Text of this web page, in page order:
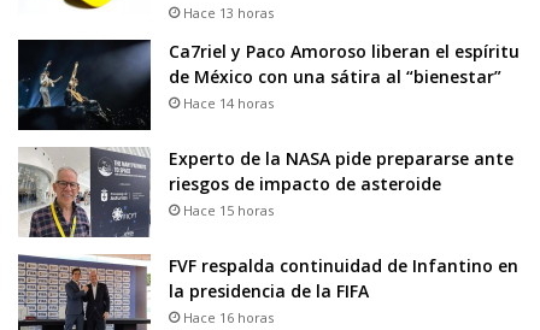
Hace 13 horas
Ca7riel y Paco Amoroso liberan el espíritu
de México con una sátira al “bienestar”
Hace 14 horas
Experto de la NASA pide prepararse ante
riesgos de impacto de asteroide
Hace 15 horas
FVF respalda continuidad de Infantino en
la presidencia de la FIFA
Hace 16 horas